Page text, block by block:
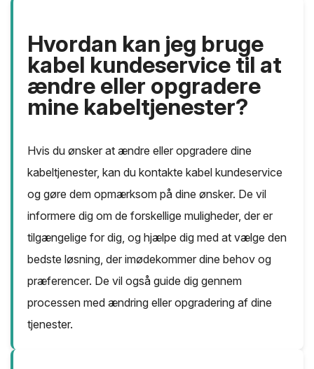
Hvordan kan jeg bruge
kabel kundeservice til at
ændre eller opgradere
mine kabeltjenester?
Hvis du ønsker at ændre eller opgradere dine
kabeltjenester, kan du kontakte kabel kundeservice
og gøre dem opmærksom på dine ønsker. De vil
informere dig om de forskellige muligheder, der er
tilgængelige for dig, og hjælpe dig med at vælge den
bedste løsning, der imødekommer dine behov og
præferencer. De vil også guide dig gennem
processen med ændring eller opgradering af dine
tjenester.